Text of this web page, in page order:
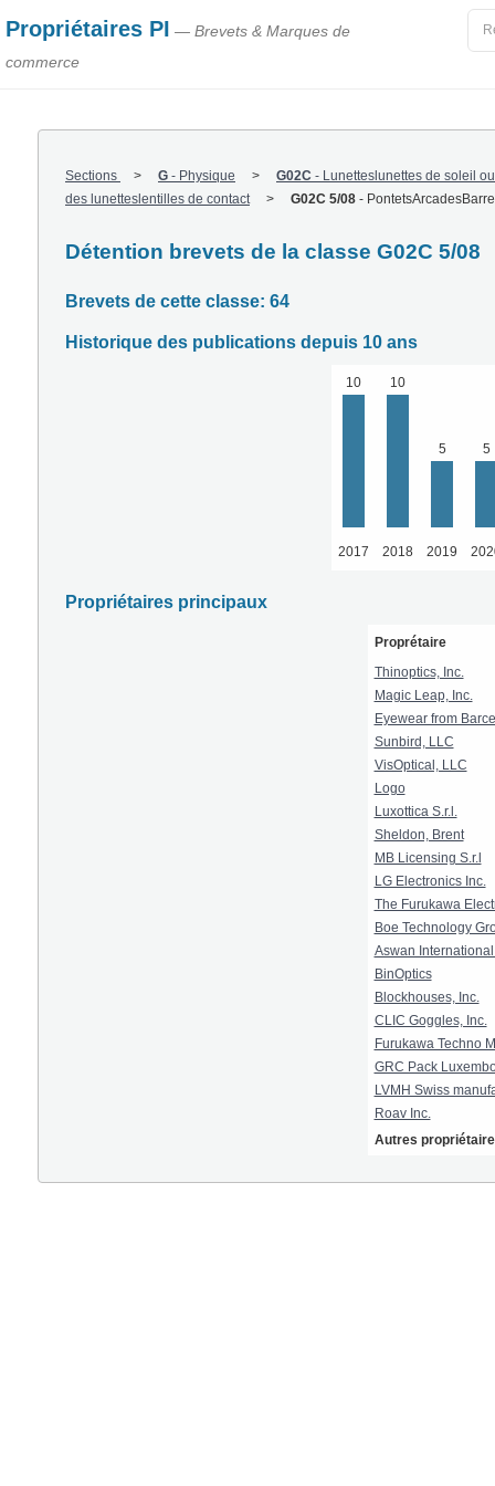
Propriétaires PI — Brevets & Marques de
commerce
Sections G - Physique G02C - Lunetteslunettes de soleil
des lunetteslentilles de contact
G02C 5/08 -
Détention brevets de la classe G02C 5/08
Brevets de cette classe: 64
Historique des publications depuis 10 ans
10 10
5 5
2017 2018 2019
Propriétaires principaux
Proprétaire
Thinoptics, Inc.
Magic Leap, Inc.
Eyewear from
Sunbird, LLC
VisOptical, LLC
Logo
Luxottica S.r.l.
Sheldon, Brent
MB Licensing S.r.l
LG Electronics Inc.
The Furukawa
Boe Technology
Aswan
BinOptics
Blockhouses, Inc.
CLIC Goggles, Inc.
Furukawa Techno
GRC Pack
LVMH Swiss
Roav Inc.
Autres